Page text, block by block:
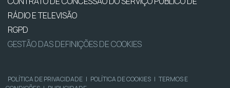
RÁDIO E TELEVISÃO
RGPD
GESTÃO DAS DEFINIÇÕES DE COOKIES
POLÍTICA DE PRIVACIDADE | POLÍTICA DE COOKIES | TERMOS E